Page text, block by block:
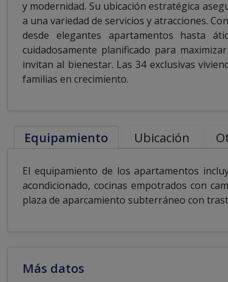
y modernidad. Su ubicación estratégica
a una variedad de servicios y atracciones.
desde elegantes apartamentos hasta
cuidadosamente planificado para
invitan al bienestar. Las 34 exclusivas
familias en crecimiento.
Equipamiento Ubicación
El equipamiento de los apartamentos
acondicionado, cocinas empotrados con
plaza de aparcamiento subterráneo con
Más datos